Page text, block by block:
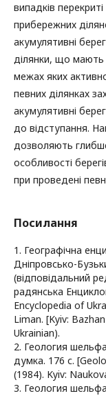
випадків
прибережних
акумулятивні
ділянки, що мають
межах яких
певних ділянках
акумулятивні
до відступання.
дозволяють
особливості
при проведені
Посилання
1. Географічна
Дніпровсько-
(відповідальний
радянська
Encyclopedia of
Liman. [Kyiv:
Ukrainian).
2. Геология
думка. 176 с.
(1984). Kyiv:
3. Геология